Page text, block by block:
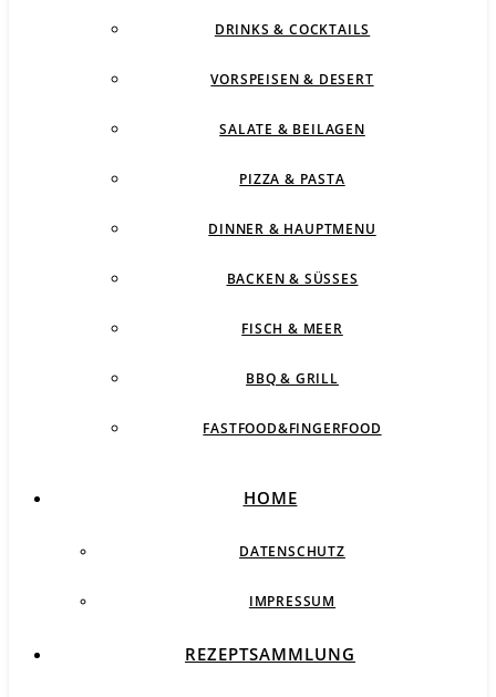
DRINKS & COCKTAILS
VORSPEISEN & DESERT
SALATE & BEILAGEN
PIZZA & PASTA
DINNER & HAUPTMENU
BACKEN & SÜSSES
FISCH & MEER
BBQ & GRILL
FASTFOOD&FINGERFOOD
HOME
DATENSCHUTZ
IMPRESSUM
REZEPTSAMMLUNG